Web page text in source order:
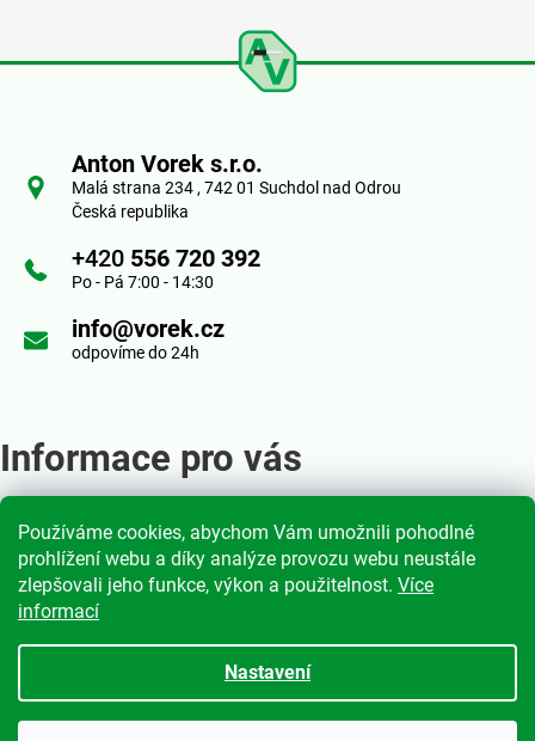
Používáme cookies, abychom Vám umožnili pohodlné
prohlížení webu a díky analýze provozu webu neustále
zlepšovali jeho funkce, výkon a použitelnost. Více
informací
Nastavení
l
á
y
ý
p
i
s
u
Anton Vorek s.r.o.
Malá strana 234 , 742 01 Suchdol nad Odrou
Česká republika
+420 556 720 392
Po - Pá 7:00 - 14:30
info@vorek.cz
odpovíme do 24h
Informace pro vás
Obchodní podmínky
Podmínky ochrany osobních údajů
Moje objednávka
Vytvořil Shoptet | mime digital